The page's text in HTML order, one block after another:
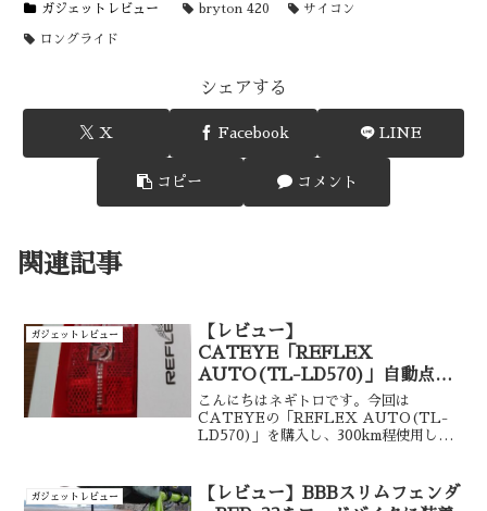
ガジェットレビュー bryton 420 サイコン
ロングライド
シェアする
X Facebook LINE
コピー コメント
関連記事
ガジェットレビュー
【レビュー】
CATEYE「REFLEX
AUTO(TL-LD570)」自動点灯
テールライト
こんにちはネギトロです。今回は
CATEYEの「REFLEX AUTO(TL-
LD570)」を購入し、300km程使用した
ガジェットレビュー
【レビュー】BBBスリムフェンダ